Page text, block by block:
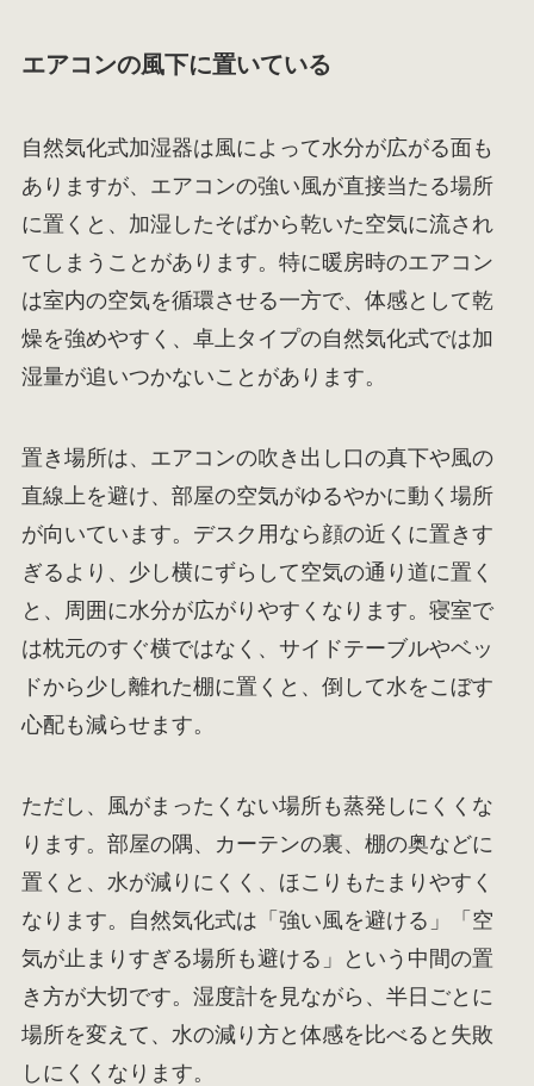
エアコンの風下に置いている
自然気化式加湿器は風によって水分が広がる面も
ありますが、エアコンの強い風が直接当たる場所
に置くと、加湿したそばから乾いた空気に流され
てしまうことがあります。特に暖房時のエアコン
は室内の空気を循環させる一方で、体感として乾
燥を強めやすく、卓上タイプの自然気化式では加
湿量が追いつかないことがあります。
置き場所は、エアコンの吹き出し口の真下や風の
直線上を避け、部屋の空気がゆるやかに動く場所
が向いています。デスク用なら顔の近くに置きす
ぎるより、少し横にずらして空気の通り道に置く
と、周囲に水分が広がりやすくなります。寝室で
は枕元のすぐ横ではなく、サイドテーブルやベッ
ドから少し離れた棚に置くと、倒して水をこぼす
心配も減らせます。
ただし、風がまったくない場所も蒸発しにくくな
ります。部屋の隅、カーテンの裏、棚の奥などに
置くと、水が減りにくく、ほこりもたまりやすく
なります。自然気化式は「強い風を避ける」「空
気が止まりすぎる場所も避ける」という中間の置
き方が大切です。湿度計を見ながら、半日ごとに
場所を変えて、水の減り方と体感を比べると失敗
しにくくなります。